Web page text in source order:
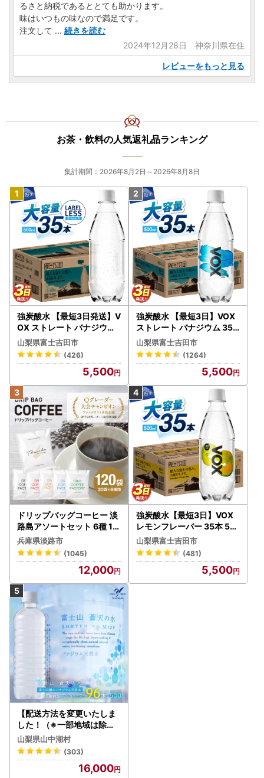
るさと納税であるととても助かります。
味はいつもの味なので満足です。
注文して ... 続きを読む
2024年12月28日 神奈川県在住
レビューをもっと見る
お茶・飲料の人気返礼品ランキング
集計期間：2026年8月2日～2026年8月8日
強炭酸水 【最短3日発送】V
OX ストレート バナジウム
強炭酸水 35本 500ml ラベ
ルレス【富士吉田市限定カ
ートン】 炭酸
山梨県富士吉田市
(426)
5,500
強炭酸水 【最短3日】VOX
ストレート バナジウム 35
本 500ml 【富士吉田市限
定カートン】炭酸
山梨県富士吉田市
(1264)
5,500
ドリップバッグコーヒー 淡
路島アソートセット 6種 12
0袋 飲み比べ コーヒー
兵庫県淡路市
(1045)
12,000
強炭酸水【最短3日】VOX
レモンフレーバー 35本 50
0ml 【富士吉田市限定カー
トン】炭酸
山梨県富士吉田市
(481)
5,500
【配送方法を変更いたしま
した！（※一部地域は除く
）】＜ラベルレス＞富士山
蒼天の水 500ml×96本（４
ケース）YC001
山梨県山中湖村
(303)
16,000